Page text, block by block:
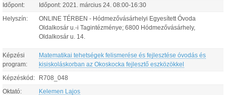
Időpont: Időpont: 2021. március 24 08:00-16:30
Helyszín:
ONLINE TÉRBEN - Hódmezővásárhelyi Egyesített Óvoda
Oldalkosár u.-i Tagintézménye; 6800 Hódmezővásárhely,
Oldalkosár u. 14.
Képzési
program:
Matematikai tehetségek felismerése és fejlesztése óvodás és
kisiskoláskorban az Okoskocka fejlesztő eszközökkel
Képzéskód: R708_048
Oktató: Kelemen Lajos